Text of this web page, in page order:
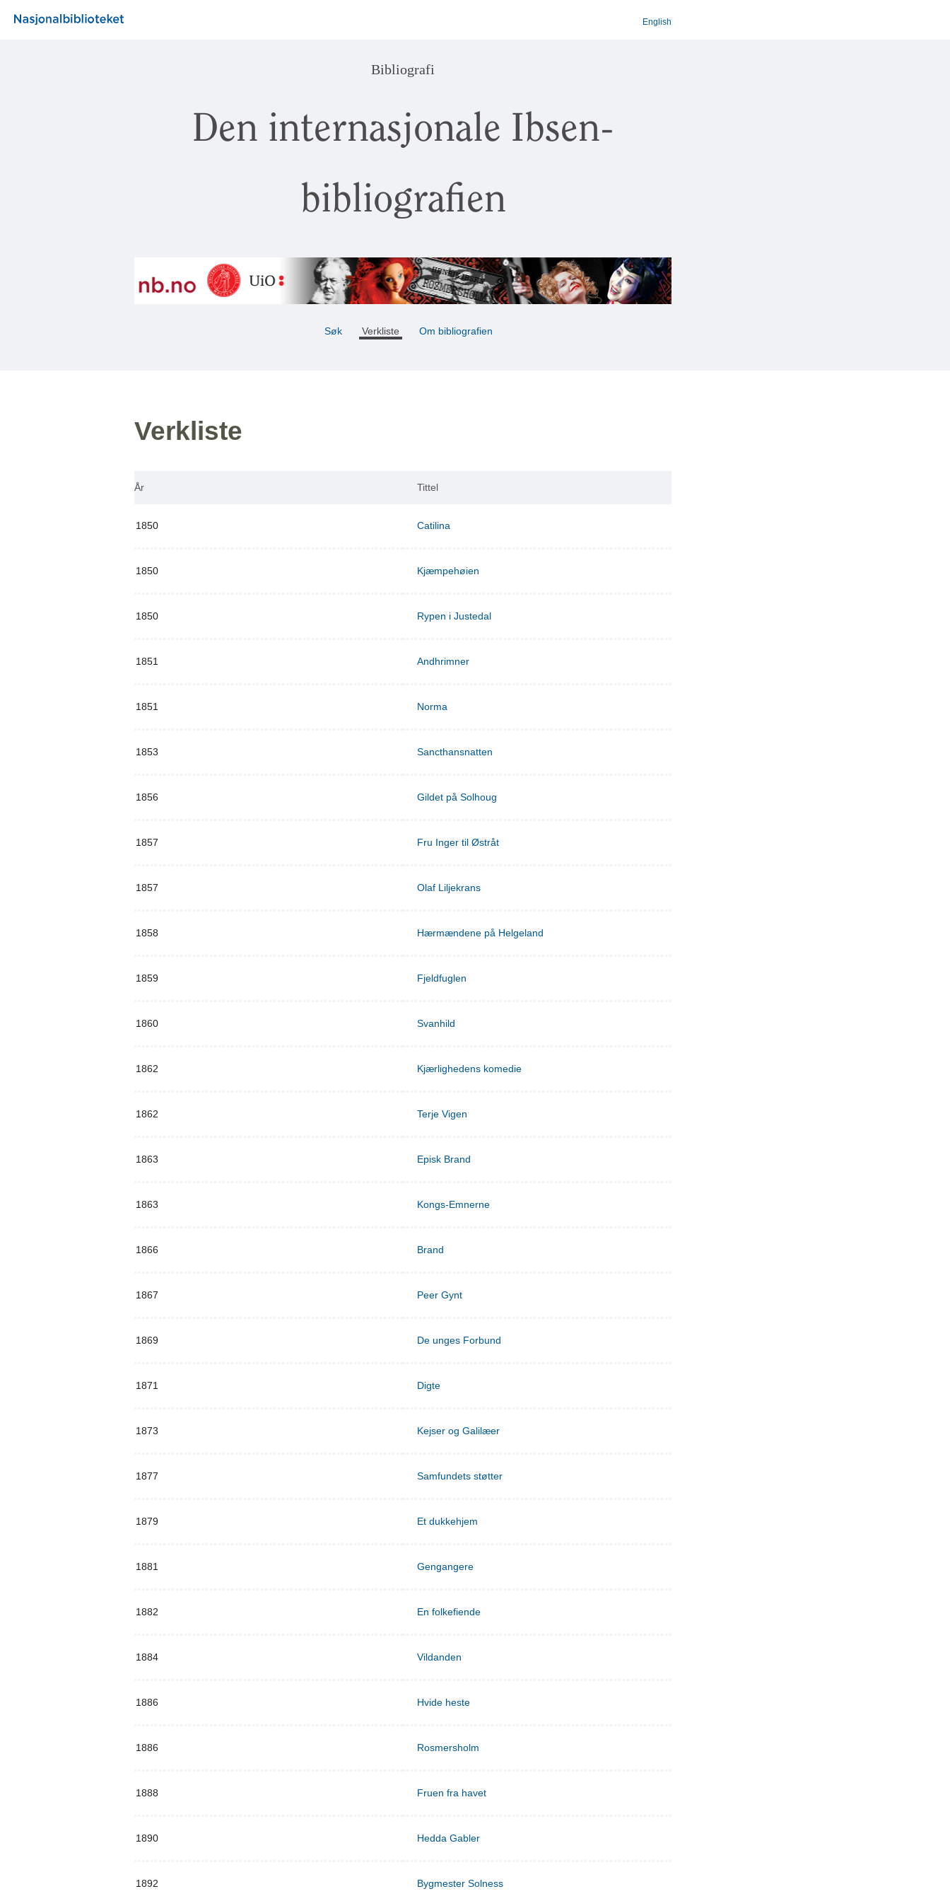
English
Bibliografi
Den internasjonale Ibsen-
bibliografien
Søk Verkliste Om bibliografien
Verkliste
År Tittel
1850 Catilina
1850 Kjæmpehøien
1850 Rypen i Justedal
1851 Andhrimner
1851 Norma
1853 Sancthansnatten
1856 Gildet på Solhoug
1857 Fru Inger til Østråt
1857 Olaf Liljekrans
1858 Hærmændene på Helgeland
1859 Fjeldfuglen
1860 Svanhild
1862 Kjærlighedens komedie
1862 Terje Vigen
1863 Episk Brand
1863 Kongs-Emnerne
1866 Brand
1867 Peer Gynt
1869 De unges Forbund
1871 Digte
1873 Kejser og Galilæer
1877 Samfundets støtter
1879 Et dukkehjem
1881 Gengangere
1882 En folkefiende
1884 Vildanden
1886 Hvide heste
1886 Rosmersholm
1888 Fruen fra havet
1890 Hedda Gabler
1892 Bygmester Solness